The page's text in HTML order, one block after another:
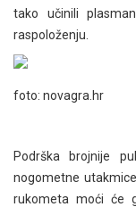
tako učinili
raspoloženju.
foto: novagra.hr
Podrška brojnije
nogometne
rukometa moći će